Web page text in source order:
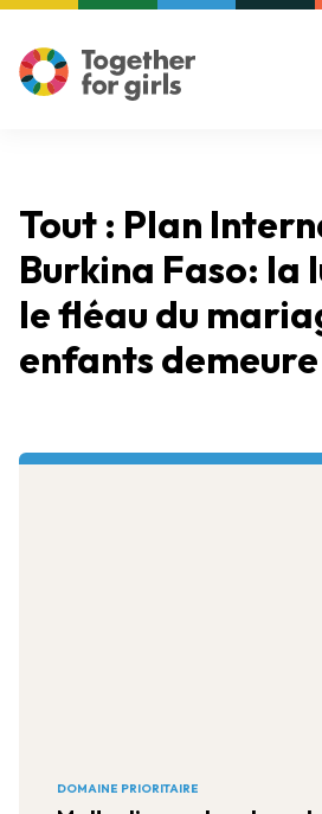
Tout : Plan
Burkina Faso: la
le fléau du
enfants
DOMAINE PRIORITAIRE